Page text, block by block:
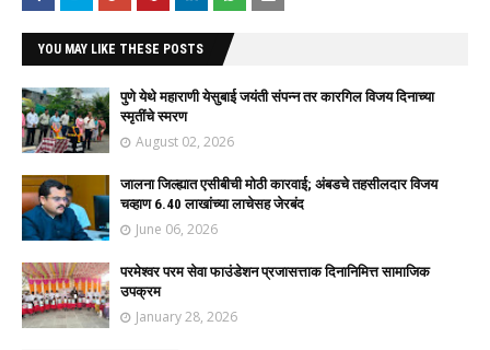
YOU MAY LIKE THESE POSTS
पुणे येथे महाराणी येसुबाई जयंती संपन्न तर कारगिल विजय दिनाच्या
स्मृतींचे स्मरण
August 02, 2026
जालना जिल्ह्यात एसीबीची मोठी कारवाई; अंबडचे तहसीलदार विजय
चव्हाण 6.40 लाखांच्या लाचेसह जेरबंद
June 06, 2026
परमेश्वर परम सेवा फाउंडेशन प्रजासत्ताक दिनानिमित्त सामाजिक
उपक्रम
January 28, 2026